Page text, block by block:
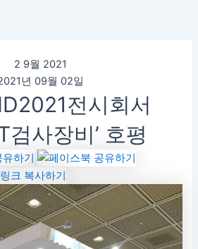
2 9월 2021
년 09월 02일
전시회서
검사장비’ 호평